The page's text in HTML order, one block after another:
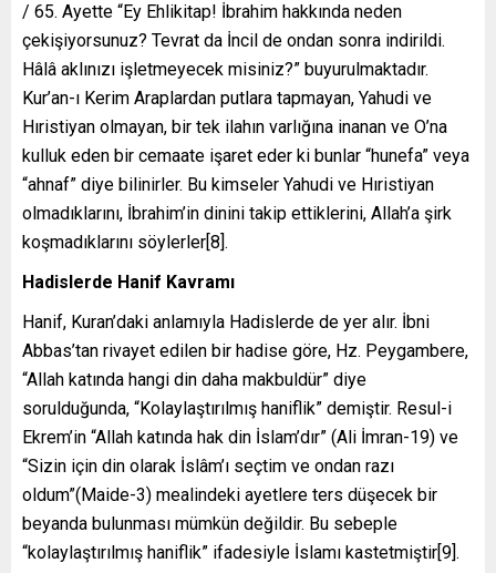
/ 65. Ayette “Ey Ehlikitap! İbrahim hakkında neden
çekişiyorsunuz? Tevrat da İncil de ondan sonra indirildi.
Hâlâ aklınızı işletmeyecek misiniz?” buyurulmaktadır.
Kur’an-ı Kerim Araplardan putlara tapmayan, Yahudi ve
Hıristiyan olmayan, bir tek ilahın varlığına inanan ve O’na
kulluk eden bir cemaate işaret eder ki bunlar “hunefa” veya
“ahnaf” diye bilinirler. Bu kimseler Yahudi ve Hıristiyan
olmadıklarını, İbrahim’in dinini takip ettiklerini, Allah’a şirk
koşmadıklarını söylerler[8].
Hadislerde Hanif Kavramı
Hanif, Kuran’daki anlamıyla Hadislerde de yer alır. İbni
Abbas’tan rivayet edilen bir hadise göre, Hz. Peygambere,
“Allah katında hangi din daha makbuldür” diye
sorulduğunda, “Kolaylaştırılmış haniflik” demiştir. Resul-i
Ekrem’in “Allah katında hak din İslam’dır” (Ali İmran-19) ve
“Sizin için din olarak İslâm’ı seçtim ve ondan razı
oldum”(Maide-3) mealindeki ayetlere ters düşecek bir
beyanda bulunması mümkün değildir. Bu sebeple
“kolaylaştırılmış haniflik” ifadesiyle İslamı kastetmiştir[9].